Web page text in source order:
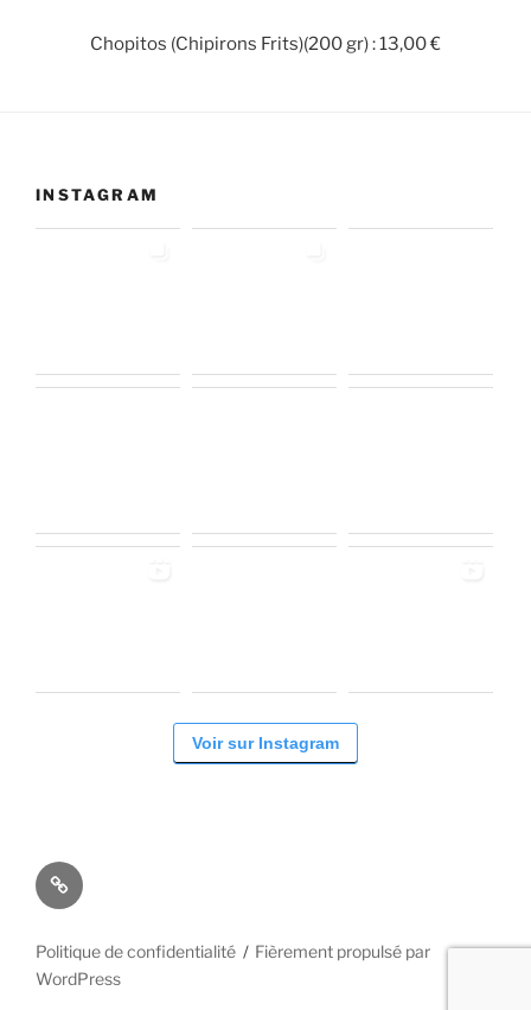
Chopitos (Chipirons Frits)(200 gr) : 13,00 €
INSTAGRAM
Voir sur Instagram
Facebook
Politique de confidentialité
Fièrement propulsé par
WordPress